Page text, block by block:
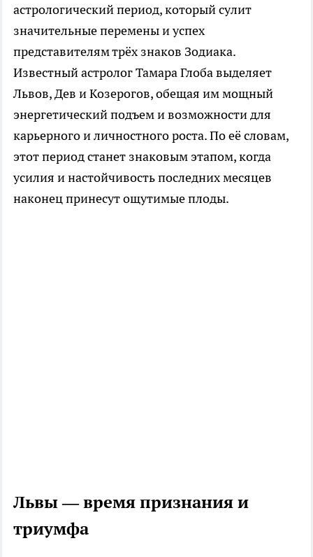
астрологический период, который сулит
значительные перемены и успех
представителям трёх знаков Зодиака.
Известный астролог Тамара Глоба выделяет
Львов, Дев и Козерогов, обещая им мощный
энергетический подъем и возможности для
карьерного и личностного роста. По её словам,
этот период станет знаковым этапом, когда
усилия и настойчивость последних месяцев
наконец принесут ощутимые плоды.
Львы — время признания и
триумфа